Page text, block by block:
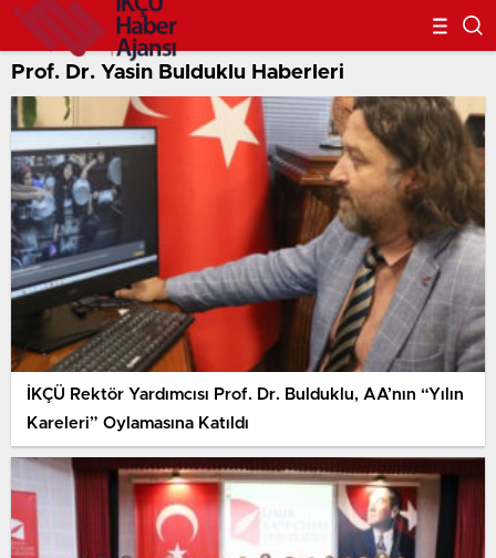
Prof. Dr. Yasin Bulduklu Haberleri
İKÇÜ Rektör Yardımcısı Prof. Dr. Bulduklu, AA’nın “Yılın
Kareleri” Oylamasına Katıldı